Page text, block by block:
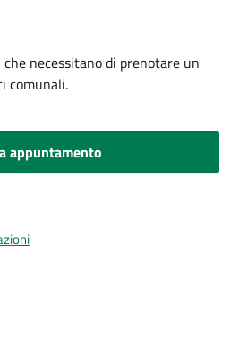
necessitano di prenotare un
comunali.
appuntamento